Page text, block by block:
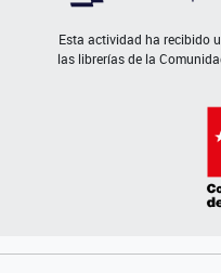
Esta actividad ha recibido
las librerías de la